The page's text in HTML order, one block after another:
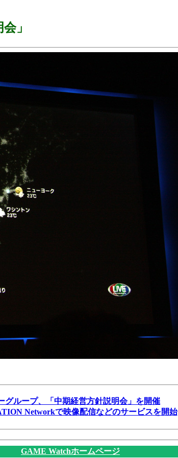
」
グループ、「中期経営方針説明会」を開催
Networkで映像配信などのサービスを開始
GAME Watchホームページ